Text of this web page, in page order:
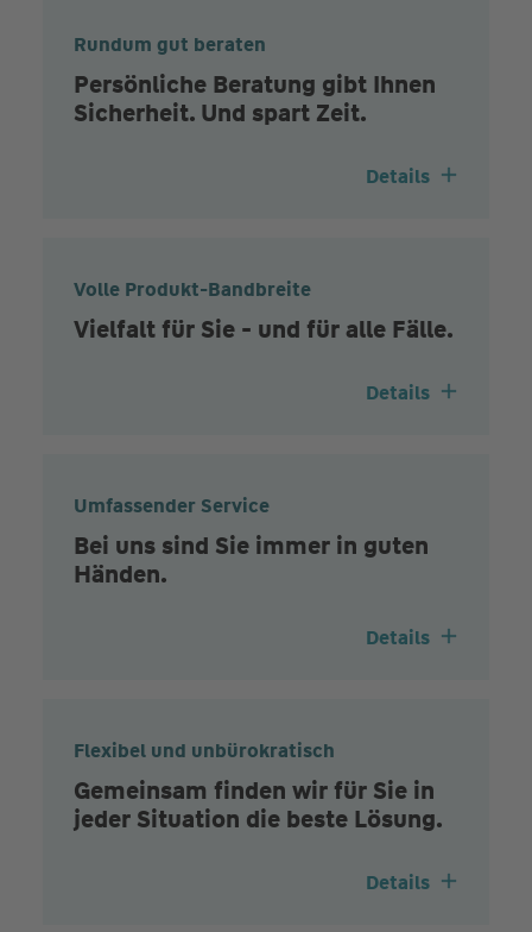
Rundum gut beraten
Persönliche Beratung gibt Ihnen
Sicherheit. Und spart Zeit.
Details
Volle Produkt-Bandbreite
Vielfalt für Sie - und für alle Fälle.
Details
Umfassender Service
Bei uns sind Sie immer in guten
Händen.
Details
Flexibel und unbürokratisch
Gemeinsam finden wir für Sie in
jeder Situation die beste Lösung.
Details